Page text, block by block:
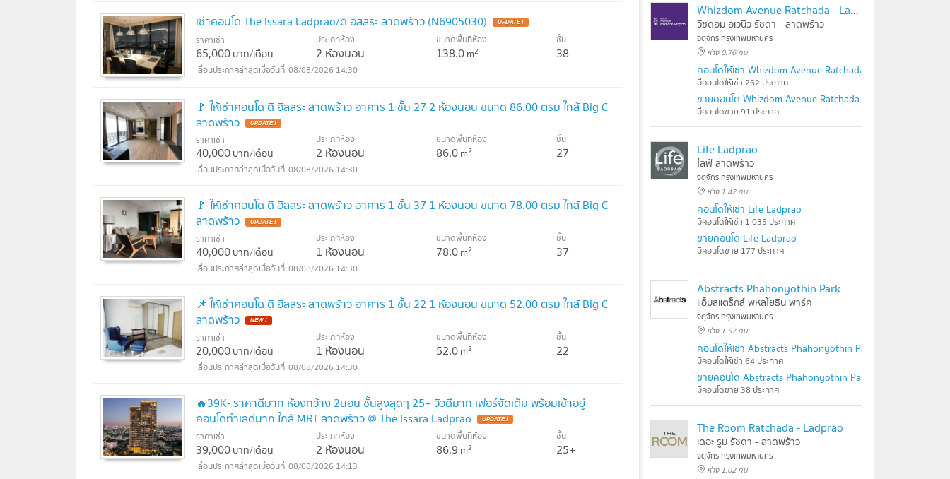
เช่าคอนโด The Issara Ladprao/ดิ อิสสระ ลาดพร้าว (N6905030) UPDATE !
ราคาเช่า
65,000บาท/เดือน
ประเภทห้อง
2 ห้องนอน
ขนาดพื้นที่ห้อง
138.0m2
ชั้น
38
08/08/2026 14:30
🚩 ให้เช่าคอนโด ดิ อิสสระ ลาดพร้าว อาคาร 1 ชั้น 27 2 ห้องนอน ขนาด 86.00 ตรม ใกล้ Big C
ลาดพร้าว
UPDATE !
ราคาเช่า
40,000บาท/เดือน
ประเภทห้อง
2 ห้องนอน
ขนาดพื้นที่ห้อง
86.0m2
ชั้น
27
08/08/2026 14:30
🚩 ให้เช่าคอนโด ดิ อิสสระ ลาดพร้าว อาคาร 1 ชั้น 37 1 ห้องนอน ขนาด 78.00 ตรม ใกล้ Big C
ลาดพร้าว
UPDATE !
ราคาเช่า
40,000บาท/เดือน
ประเภทห้อง
1 ห้องนอน
ขนาดพื้นที่ห้อง
78.0m2
ชั้น
37
08/08/2026 14:30
📌 ให้เช่าคอนโด ดิ อิสสระ ลาดพร้าว อาคาร 1 ชั้น 22 1 ห้องนอน ขนาด 52.00 ตรม ใกล้ Big C
ลาดพร้าว
NEW !
ราคาเช่า
20,000บาท/เดือน
ประเภทห้อง
1 ห้องนอน
ขนาดพื้นที่ห้อง
52.0m2
ชั้น
22
08/08/2026 14:30
🔥39K- ราคาดีมาก ห้องกว้าง 2นอน ชั้นสูงสุดๆ 25+ วิวดีมาก เฟอร์จัดเต็ม พร้อมเข้าอยู่
คอนโดทำเลดีมาก ใกล้ MRT ลาดพร้าว @ The Issara Ladprao
UPDATE !
ราคาเช่า
39,000บาท/เดือน
ประเภทห้อง
2 ห้องนอน
ขนาดพื้นที่ห้อง
86.9m2
ชั้น
25+
08/08/2026 14:13
Whizdom Avenue Ratchada - Ladprao
วิซดอม อเวนิว รัชดา - ลาดพร้าว
จตุจักร กรุงเทพมหานคร
ห่าง 0.76 กม.
คอนโดให้เช่า Whizdom Avenue Ratchada - Ladprao
มีคอนโดให้เช่า 262 ประกาศ
ขายคอนโด Whizdom Avenue Ratchada - Ladprao
มีคอนโดขาย 91 ประกาศ
Life Ladprao
ไลฟ์ ลาดพร้าว
จตุจักร กรุงเทพมหานคร
ห่าง 1.42 กม.
คอนโดให้เช่า Life Ladprao
มีคอนโดให้เช่า 1,035 ประกาศ
ขายคอนโด Life Ladprao
มีคอนโดขาย 177 ประกาศ
Abstracts Phahonyothin Park
แอ็บสแตร็กส์ พหลโยธิน พาร์ค
จตุจักร กรุงเทพมหานคร
ห่าง 1.57 กม.
คอนโดให้เช่า Abstracts Phahonyothin Park
มีคอนโดให้เช่า 64 ประกาศ
ขายคอนโด Abstracts Phahonyothin Park
มีคอนโดขาย 38 ประกาศ
The Room Ratchada - Ladprao
เดอะ รูม รัชดา - ลาดพร้าว
จตุจักร กรุงเทพมหานคร
ห่าง 1.02 กม.